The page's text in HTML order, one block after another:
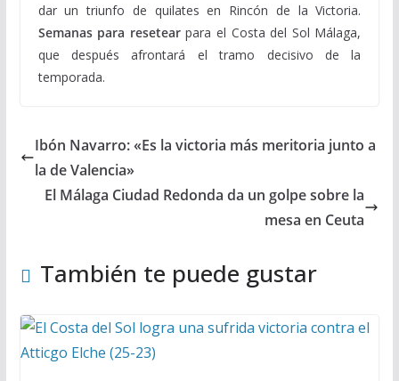
dar un triunfo de quilates en Rincón de la Victoria.
Semanas para resetearpara el Costa del Sol Málaga,
que después afrontará el tramo decisivo de la
temporada.
Ibón Navarro: «Es la victoria más meritoria junto a
la de Valencia»
El Málaga Ciudad Redonda da un golpe sobre la
mesa en Ceuta
También te puede gustar